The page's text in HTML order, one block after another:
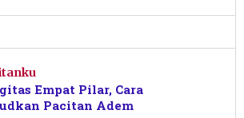
Empat Pilar, Cara
Pacitan Adem